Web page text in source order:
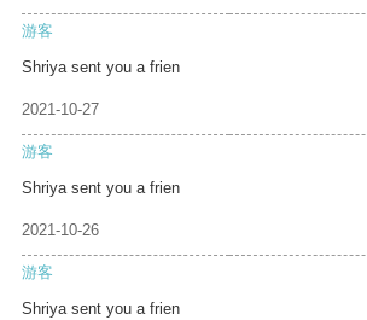
游客
Shriya sent you a frien
2021-10-27
游客
Shriya sent you a frien
2021-10-26
游客
Shriya sent you a frien